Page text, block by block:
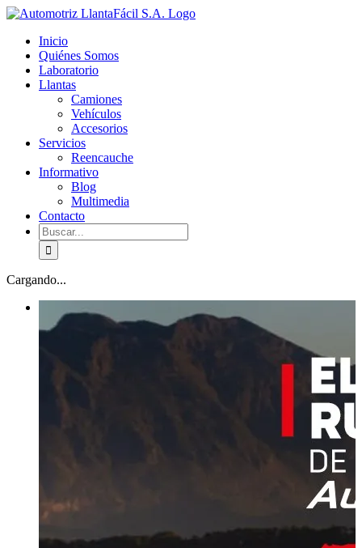
Skip
content
facebook
youtube
Inicio
Quiénes Somos
Laboratorio
Llantas
Camiones
Vehículos
Accesorios
Servicios
Reencauche
Informativo
Blog
Multimedia
Contacto
Buscar:
Cargando...